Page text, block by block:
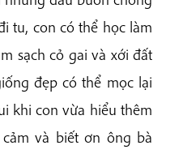
tu, con có thể học làm
sạch cỏ gai và xới đất
đẹp có thể mọc lại
khi con vừa hiểu thêm
và biết ơn ông bà